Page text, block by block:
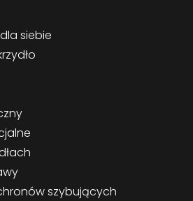
siebie
szybujących